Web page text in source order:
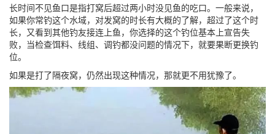
长时间不见鱼口是指打窝后超过两小时没见鱼的吃口。一般来说，
如果你常钓这个水域，对发窝的时长有大概的了解，超过了这个时
长，又看到其他钓友接连上鱼，你选择的这个钓位基本上宣告失
败，当检查饵料、线组、调钓都没问题的情况下，就要果断更换钓
位。
如果是打了隔夜窝，仍然出现这种情况，那就更不用犹豫了。